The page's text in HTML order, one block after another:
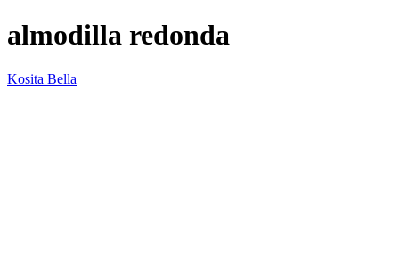
almodilla redonda
Kosita Bella